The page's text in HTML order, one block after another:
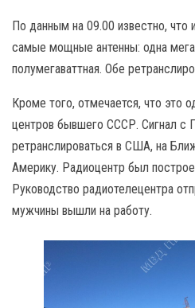
По данным на 09.00 известно, что
самые мощные антенны: одна
полумегаваттная. Обе
Кроме того, отмечается, что это
центров бывшего СССР. Сигнал
ретранслироваться в США, на
Америку. Радиоцентр был
Руководство радиотелецентра
мужчины вышли на работу.